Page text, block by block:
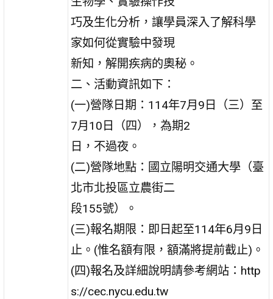
巧及生化分析，讓學員深入了解科學
家如何從實驗中發現
新知，解開疾病的奧秘。
二、活動資訊如下：
(一)營隊日期：114年7月9日（三）至
7月10日（四），為期2
日，不過夜。
(二)營隊地點：國立陽明交通大學（臺
北市北投區立農街二
段155號）。
(三)報名期限：即日起至114年6月9日
止。(惟名額有限，額滿將提前截止)。
(四)報名及詳細說明請參考網站：http
s://cec.nycu.edu.tw